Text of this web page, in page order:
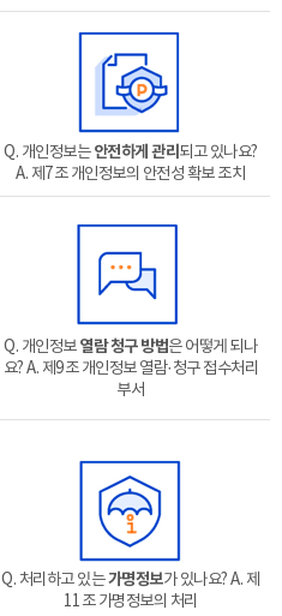
Q. 개인정보는안전하게 관리되고 있나요?
A. 제7조 개인정보의 안전성 확보 조치
Q. 개인정보열람 청구 방법은 어떻게 되나
요?A. 제9조 개인정보 열람·청구 접수처리
부서
Q. 처리하고 있는가명정보가 있나요?A. 제
11조 가명정보의 처리